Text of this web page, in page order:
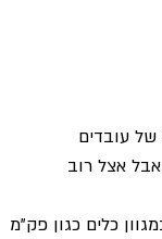
עובדים
אצל רוב
כלים כגון פק"מ